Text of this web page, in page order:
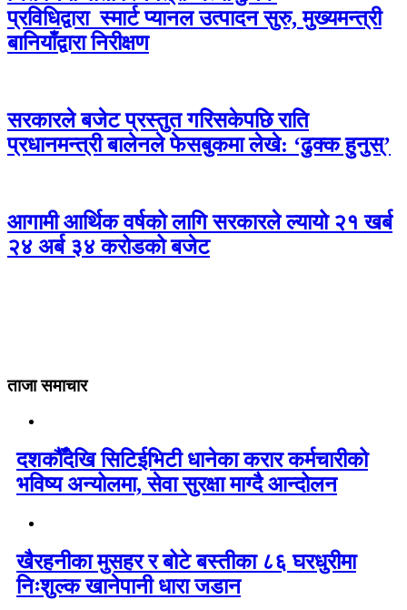
प्रविधिद्वारा स्मार्ट प्यानल उत्पादन सुरु, मुख्यमन्त्री
बानियाँद्वारा निरीक्षण
सरकारले बजेट प्रस्तुत गरिसकेपछि राति
प्रधानमन्त्री बालेनले फेसबुकमा लेखे: ‘ढुक्क हुनुस्’
आगामी आर्थिक वर्षको लागि सरकारले ल्यायो २१ खर्ब
२४ अर्ब ३४ करोडको बजेट
ताजा समाचार
दशकौँदेखि सिटिईभिटी धानेका करार कर्मचारीको
भविष्य अन्योलमा, सेवा सुरक्षा माग्दै आन्दोलन
खैरहनीका मुसहर र बोटे बस्तीका ८६ घरधुरीमा
निःशुल्क खानेपानी धारा जडान